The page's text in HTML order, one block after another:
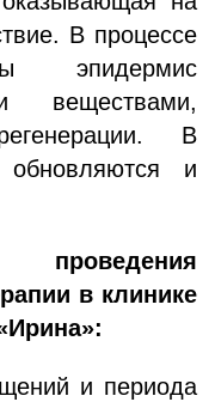
В процессе
эпидермис
веществами,
В
обновляются и
в клинике
и периода